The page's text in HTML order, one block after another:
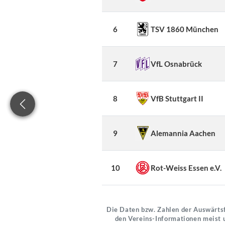
6 TSV 1860 München
7 VfL Osnabrück
8 VfB Stuttgart II
9 Alemannia Aachen
10 Rot-Weiss Essen e.V.
Die Daten bzw. Zahlen der
den Vereins-Informationen meist